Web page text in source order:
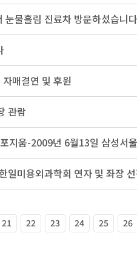
눈물흘림 진료차 방문하셨습니다
매결연 및 후원
관람
지움-2009년 6월13일 삼성서
일미용외과학회 연자 및 좌장
21 22 23 24 25 26